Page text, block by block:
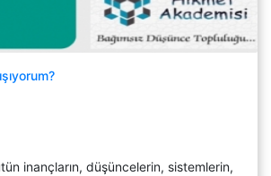
inançların, düşüncelerin, sistemlerin,